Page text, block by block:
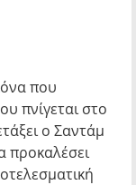
που
πνίγεται στο
ο Σαντάμ
προκαλέσει